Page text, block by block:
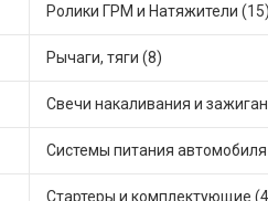
Ролики ГРМ и Натяжители (15)
Рычаги, тяги (8)
Свечи накаливания и
Системы питания
Стартеры и комплектующие